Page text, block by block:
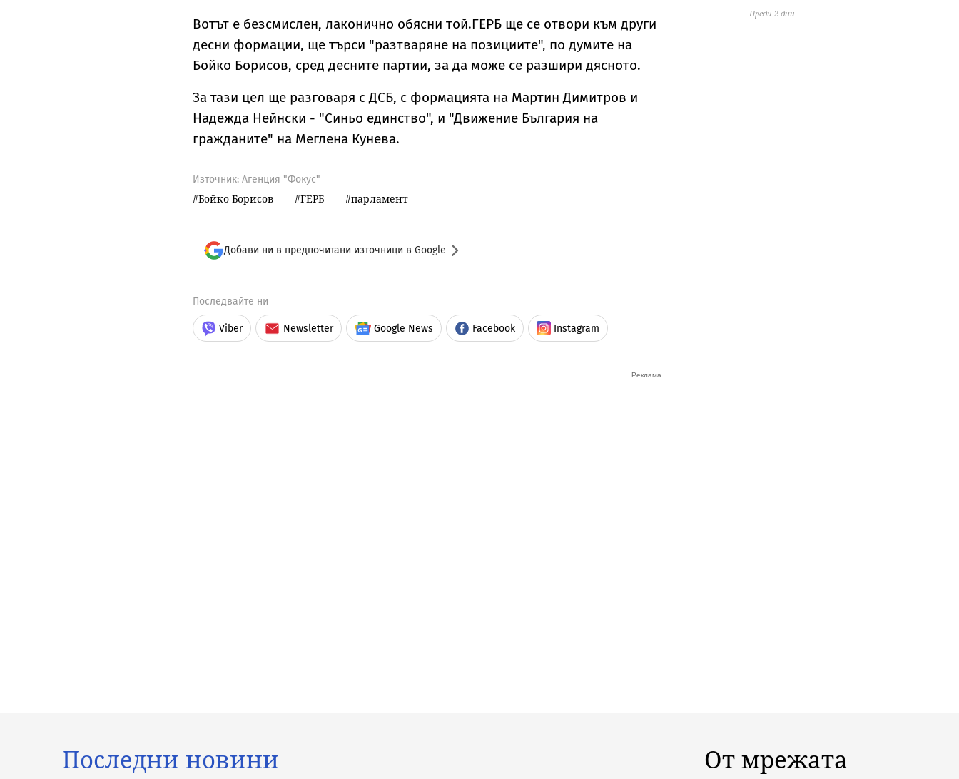
Вотът е безсмислен, лаконично обясни той.ГЕРБ ще се отвори към други
десни формации, ще търси "разтваряне на позициите", по думите на
Бойко Борисов, сред десните партии, за да може се разшири дясното.
За тази цел ще разговаря с ДСБ, с формацията на Мартин Димитров и
Надежда Нейнски - "Синьо единство", и "Движение България на
гражданите" на Меглена Кунева.
Източник: Агенция "Фокус"
Бойко Борисов ГЕРБ парламент
Добави ни в предпочитани източници в Google
Последвайте ни
Viber Newsletter Google News Facebook Instagram
Преди 2 дни
Последни новини От мрежата